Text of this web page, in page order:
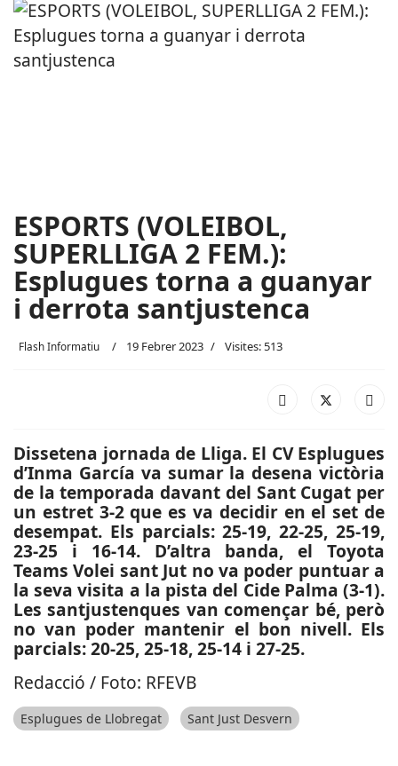
ESPORTS (VOLEIBOL,
SUPERLLIGA 2 FEM.):
Esplugues torna a guanyar
i derrota santjustenca
Flash Informatiu 19 Febrer 2023 Visites: 513
Dissetena jornada de Lliga. El CV Esplugues
d’Inma García va sumar la desena victòria
de la temporada davant del Sant Cugat per
un estret 3-2 que es va decidir en el set de
desempat. Els parcials: 25-19, 22-25, 25-19,
23-25 i 16-14. D’altra banda, el Toyota
Teams Volei sant Jut no va poder puntuar a
la seva visita a la pista del Cide Palma (3-1).
Les santjustenques van començar bé, però
no van poder mantenir el bon nivell. Els
parcials: 20-25, 25-18, 25-14 i 27-25.
Redacció / Foto: RFEVB
Esplugues de Llobregat Sant Just Desvern